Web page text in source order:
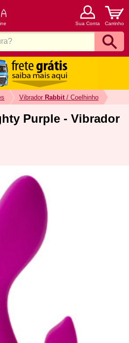
Sua Conta Carrinho
Vibrador Rabbit/ Coelhinho
Purple - Vibrador